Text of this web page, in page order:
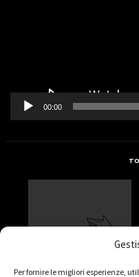
Per fornire le migliori esperienze,
00:00